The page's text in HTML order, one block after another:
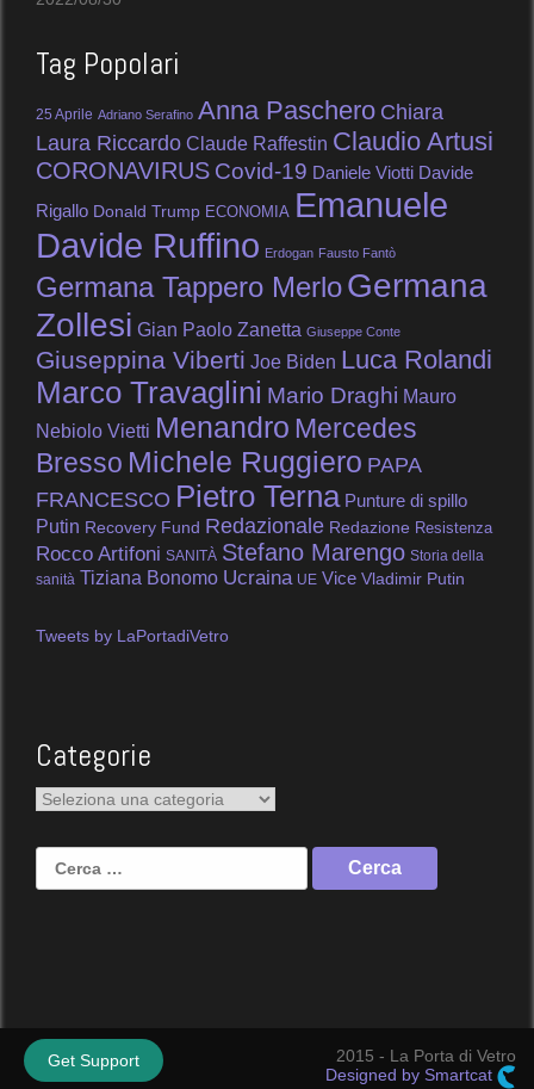
Tag Popolari
25 Aprile Adriano Serafino Anna Paschero Chiara
Laura Riccardo Claude Raffestin Claudio Artusi
CORONAVIRUS Covid-19 Daniele Viotti Davide
Rigallo Donald Trump ECONOMIA Emanuele
Davide Ruffino Erdogan Fausto Fantò
Germana Tappero MerloGermana
Zollesi Gian Paolo Zanetta Giuseppe Conte
Giuseppina Viberti Joe Biden Luca Rolandi
Marco Travaglini Mario Draghi Mauro
Nebiolo Vietti Menandro Mercedes
Bresso Michele Ruggiero PAPA
FRANCESCO Pietro Terna Punture di spillo
Putin Recovery Fund Redazionale Redazione Resistenza
Rocco Artifoni SANITÀ Stefano Marengo Storia della
sanità Tiziana Bonomo Ucraina UE Vice Vladimir Putin
Tweets by LaPortadiVetro
Categorie
Categorie
Ricerca
per:
2015 - La Porta di Vetro
Designed by Smartcat
Get Support